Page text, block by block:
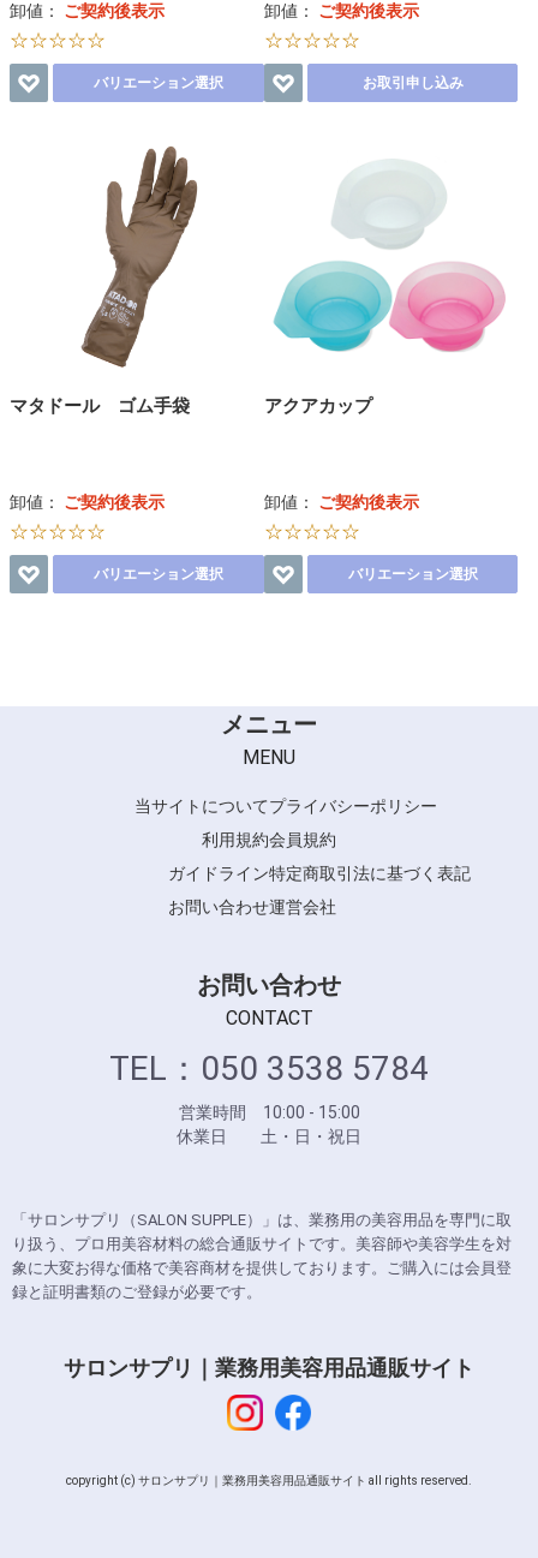
卸値： ご契約後表示
☆☆☆☆☆
バリエーション選択
卸値： ご契約後表示
☆☆☆☆☆
お取引申し込み
マタドール ゴム手袋
卸値： ご契約後表示
☆☆☆☆☆
バリエーション選択
アクアカップ
卸値： ご契約後表示
☆☆☆☆☆
バリエーション選択
メニュー
MENU
当サイトについてプライバシーポリシー
利用規約会員規約
ガイドライン特定商取引法に基づく表記
お問い合わせ運営会社
お問い合わせ
CONTACT
TEL：050 3538 5784
営業時間 10:00 - 15:00
休業日 土・日・祝日
「サロンサプリ（SALON SUPPLE）」は、業務用の美容用品を専門に取
り扱う、プロ用美容材料の総合通販サイトです。美容師や美容学生を対
象に大変お得な価格で美容商材を提供しております。ご購入には会員登
録と証明書類のご登録が必要です。
サロンサプリ｜業務用美容用品通販サイト
copyright (c) サロンサプリ｜業務用美容用品通販サイト all rights reserved.